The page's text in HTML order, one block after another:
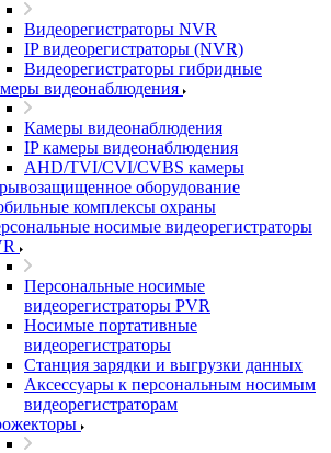
Видеорегистраторы NVR
IP видеорегистраторы (NVR)
Видеорегистраторы гибридные
видеонаблюдения
Камеры видеонаблюдения
IP камеры видеонаблюдения
AHD/TVI/CVI/CVBS камеры
оборудование
комплексы охраны
носимые видеорегистраторы
Персональные носимые
видеорегистраторы PVR
Носимые портативные
видеорегистраторы
Станция зарядки и выгрузки данных
Аксессуары к персональным носимым
видеорегистраторам